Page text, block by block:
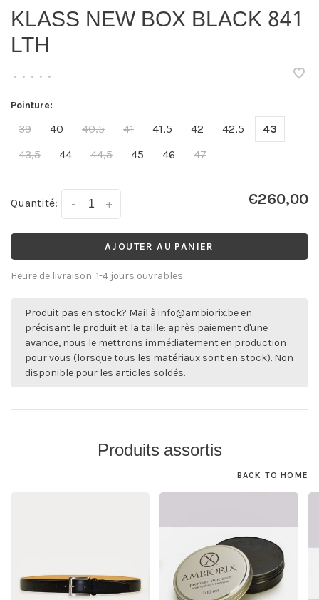
KLASS NEW BOX BLACK 841
LTH
• • • • •
Pointure:
39 40 40,5 41 41,5 42 42,5
43
43,5
44 44,5 45 46 47
Quantité: +
- €260,00
AJOUTER AU PANIER
Heure de livraison: 1-4 jours ouvrables.
Produit pas en stock? Mail à info@ambiorix.be en
précisant le produit et la taille: après paiement d'une
avance, nous le mettrons immédiatement en production
pour vous (lorsque tous les matériaux sont en stock). Non
disponible pour les articles soldés.
Produits assortis
BACK TO HOME